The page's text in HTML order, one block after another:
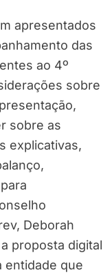
apresentados
das
ao 4º
sobre
sobre as
explicativas,
Deborah
proposta digital
entidade que